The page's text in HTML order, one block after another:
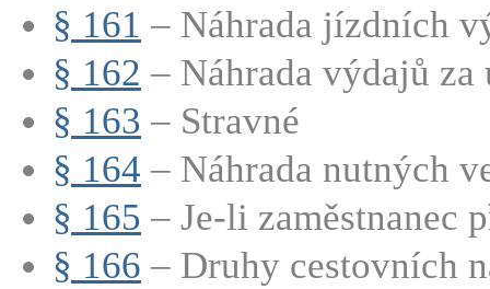
§ 161 – Náhrada jízdních
§ 162 – Náhrada výdajů
§ 163 – Stravné
§ 164 – Náhrada nutných
§ 165 – Je-li zaměstnanec
§ 166 – Druhy cestovních